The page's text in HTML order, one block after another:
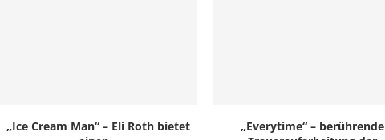
„Ice Cream Man“ – Eli Roth bietet
„Everytime“ – berührende